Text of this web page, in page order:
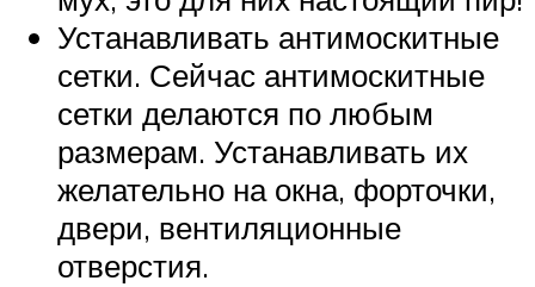
Устанавливать антимоскитные
сетки. Сейчас антимоскитные
сетки делаются по любым
размерам. Устанавливать их
желательно на окна, форточки,
двери, вентиляционные
отверстия.